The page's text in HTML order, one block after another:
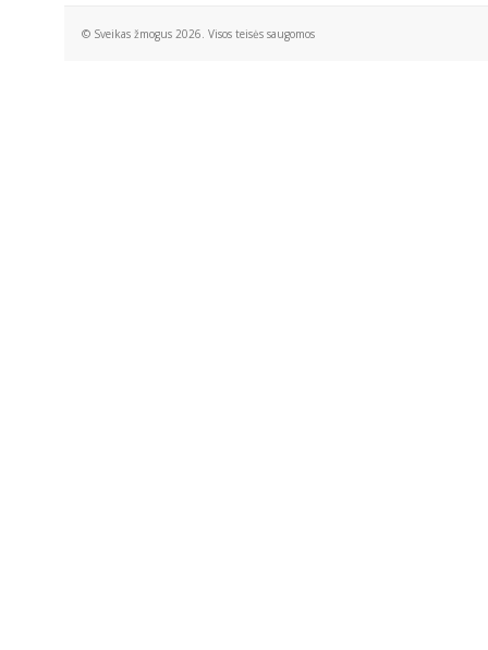
© Sveikas žmogus 2026. Visos teisės saugomos